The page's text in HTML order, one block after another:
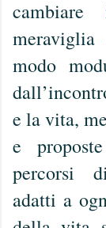
modo
e la vita,
e
percorsi
adatti a